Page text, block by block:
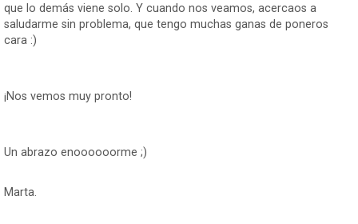
que lo demás viene solo. Y cuando nos veamos, acercaos a
saludarme sin problema, que tengo muchas ganas de poneros
cara :)
¡Nos vemos muy pronto!
Un abrazo enoooooorme ;)
Marta.